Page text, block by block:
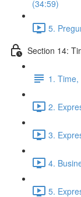
(34:59)
5.
Section 14:
1.
2.
3.
4.
5.